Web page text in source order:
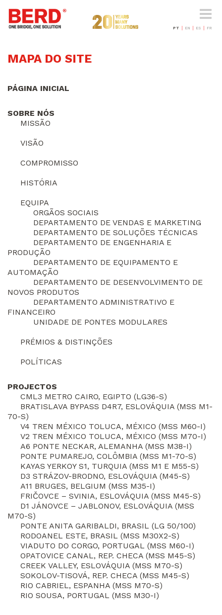
Toggle
PT EN ES FR
MAPA DO SITE
PÁGINA INICIAL
SOBRE NÓS
MISSÃO
VISÃO
COMPROMISSO
HISTÓRIA
EQUIPA
ORGÃOS SOCIAIS
DEPARTAMENTO DE VENDAS E MARKETING
DEPARTAMENTO DE SOLUÇÕES TÉCNICAS
DEPARTAMENTO DE ENGENHARIA E
PRODUÇÃO
DEPARTAMENTO DE EQUIPAMENTO E
AUTOMAÇÃO
DEPARTAMENTO DE DESENVOLVIMENTO DE
NOVOS PRODUTOS
DEPARTAMENTO ADMINISTRATIVO E
FINANCEIRO
UNIDADE DE PONTES MODULARES
PRÉMIOS & DISTINÇÕES
POLÍTICAS
PROJECTOS
CML3 METRO CAIRO, EGIPTO (LG36-S)
BRATISLAVA BYPASS D4R7, ESLOVÁQUIA (MSS M1-
70-S)
V4 TREN MÉXICO TOLUCA, MÉXICO (MSS M60-I)
V2 TREN MÉXICO TOLUCA, MÉXICO (MSS M70-I)
A6 PONTE NECKAR, ALEMANHA (MSS M38-I)
PONTE PUMAREJO, COLÔMBIA (MSS M1-70-S)
KAYAS YERKOY S1, TURQUIA (MSS M1 E M55-S)
D3 STRÁZOV-BRODNO, ESLOVÁQUIA (M45-S)
A11 BRUGES, BELGIUM (MSS M35-I)
FRIČOVCE – SVINIA, ESLOVÁQUIA (MSS M45-S)
D1 JÁNOVCE – JABLONOV, ESLOVÁQUIA (MSS
M70-S)
PONTE ANITA GARIBALDI, BRASIL (LG 50/100)
RODOANEL ESTE, BRASIL (MSS M30X2-S)
VIADUTO DO CORGO, PORTUGAL (MSS M60-I)
OPATOVICE CANAL, REP. CHECA (MSS M45-S)
CREEK VALLEY, ESLOVÁQUIA (MSS M70-S)
SOKOLOV-TISOVÁ, REP. CHECA (MSS M45-S)
RIO CABRIEL, ESPANHA (MSS M70-S)
RIO SOUSA, PORTUGAL (MSS M30-I)